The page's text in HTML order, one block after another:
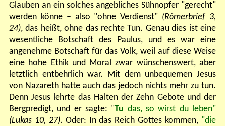
Glauben an ein solches angebliches Sühnopfer "gerecht"
werden könne – also "ohne Verdienst" (Römerbrief 3,
24), das heißt, ohne das rechte Tun. Genau dies ist eine
wesentliche Botschaft des Paulus, und es war eine
angenehme Botschaft für das Volk, weil auf diese Weise
eine hohe Ethik und Moral zwar wünschenswert, aber
letztlich entbehrlich war. Mit dem unbequemen Jesus
von Nazareth hatte auch das jedoch nichts mehr zu tun.
Denn Jesus lehrte das Halten der Zehn Gebote und der
Bergpredigt, und er sagte: "Tu das, so wirst du leben"
(Lukas 10, 27). Oder: In das Reich Gottes kommen, "die